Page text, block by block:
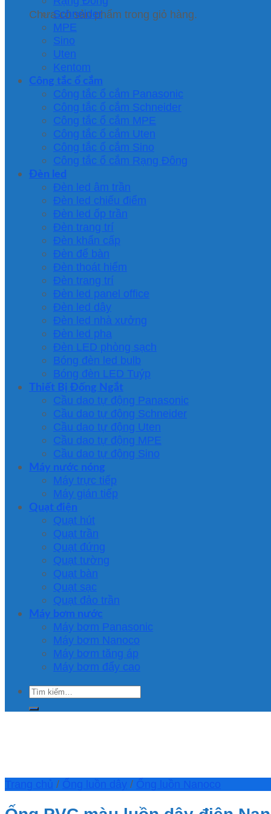
Chưa có sản phẩm trong giỏ hàng.
Schneider
MPE
Sino
Uten
Kentom
Công tắc ổ cắm
Công tắc ổ cắm Panasonic
Công tắc ổ cắm Schneider
Công tắc ổ cắm MPE
Công tắc ổ cắm Uten
Công tắc ổ cắm Sino
Công tắc ổ cắm Rạng Đông
Đèn led
Đèn led âm trần
Đèn led chiếu điểm
Đèn led ốp trần
Đèn trang trí
Đèn khẩn cấp
Đèn để bàn
Đèn thoát hiểm
Đèn trang trí
Đèn led panel office
Đèn led dây
Đèn led nhà xưởng
Đèn led pha
Đèn LED phòng sạch
Bóng đèn led bulb
Bóng đèn LED Tuýp
Thiết Bị Đống Ngắt
Cầu dao tự động Panasonic
Cầu dao tự động Schneider
Cầu dao tự động Uten
Cầu dao tự động MPE
Cầu dao tự động Sino
Máy nước nóng
Máy trực tiếp
Máy gián tiếp
Quạt điện
Quạt hút
Quạt trần
Quạt đứng
Quạt tường
Quạt bàn
Quạt sạc
Quạt đảo trần
Máy bơm nước
Máy bơm Panasonic
Máy bơm Nanoco
Máy bơm tăng áp
Máy bơm đẩy cao
Tìm
kiếm:
Trang chủ / Ống luồn dây / Ống luồn Nanoco